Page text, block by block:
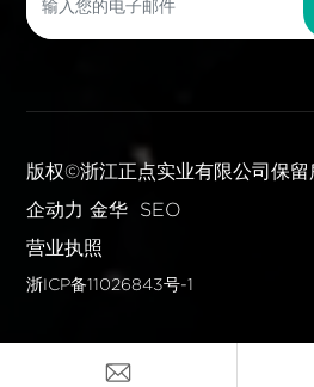
版权©浙江正点实业有限公司保留
企动力 金华
SEO
营业执照
浙ICP备11026843号-1